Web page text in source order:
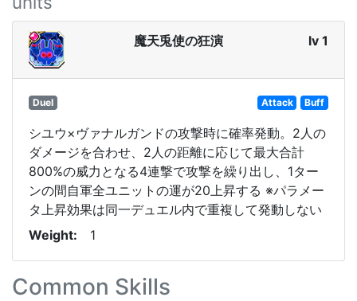
魔天兎使の狂演 lv 1
Duel Attack Buff
シユウ×ヴァナルガンドの攻撃時に確率発動。2人の
ダメージを合わせ、2人の距離に応じて最大合計
800%の威力となる4連撃で攻撃を繰り出し、1ター
ンの間自軍全ユニットの運が20上昇する ※パラメー
タ上昇効果は同一デュエル内で重複して発動しない
Weight
1
Common Skills